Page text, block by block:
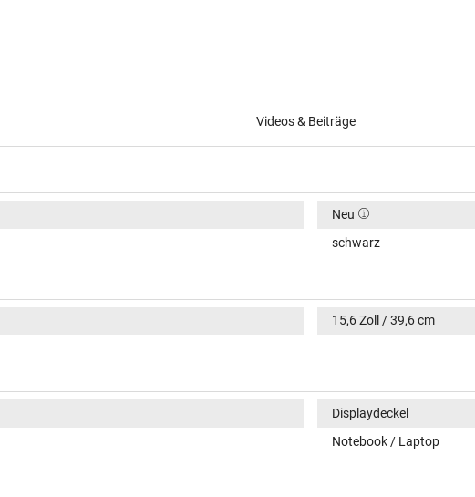
Videos & Beiträge
Neu
schwarz
15,6 Zoll / 39,6 cm
Displaydeckel
Notebook / Laptop